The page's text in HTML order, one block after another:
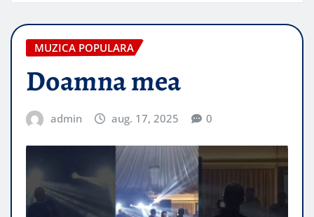
MUZICA POPULARA
Doamna mea
admin aug. 17, 2025 0